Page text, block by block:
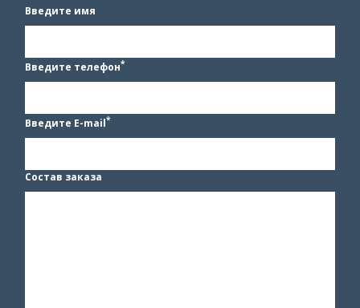
Введите имя
Введите телефон*
Введите E-mail*
Состав заказа